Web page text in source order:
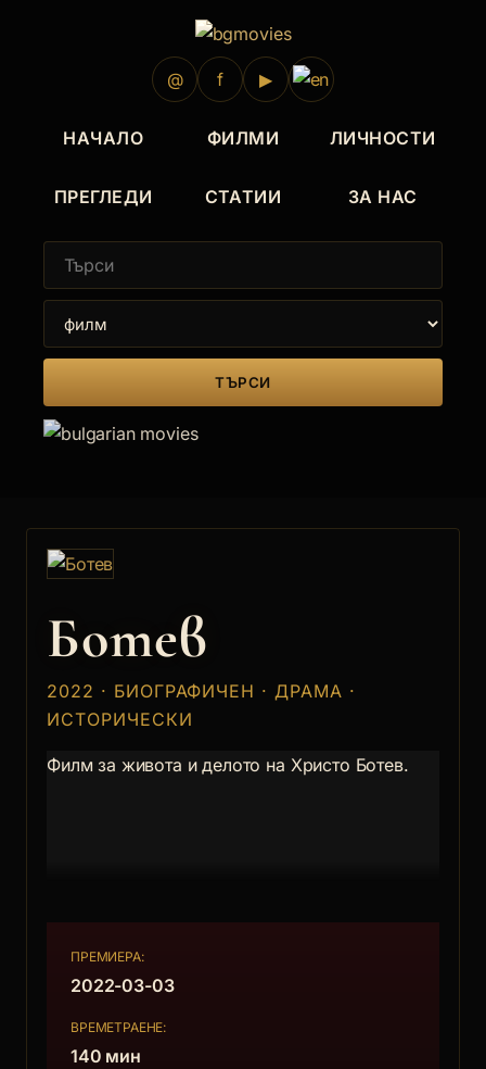
@ f ▶
НАЧАЛО ФИЛМИ ЛИЧНОСТИ
ПРЕГЛЕДИ СТАТИИ ЗА НАС
ТЪРСИ
Ботев
2022 · БИОГРАФИЧЕН · ДРАМА ·
ИСТОРИЧЕСКИ
Филм за живота и делото на Христо Ботев.
ПРЕМИЕРА:
2022-03-03
ВРЕМЕТРАЕНЕ:
140 мин